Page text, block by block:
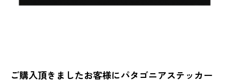
ご購入頂きましたお客様にパタゴニアステッカー